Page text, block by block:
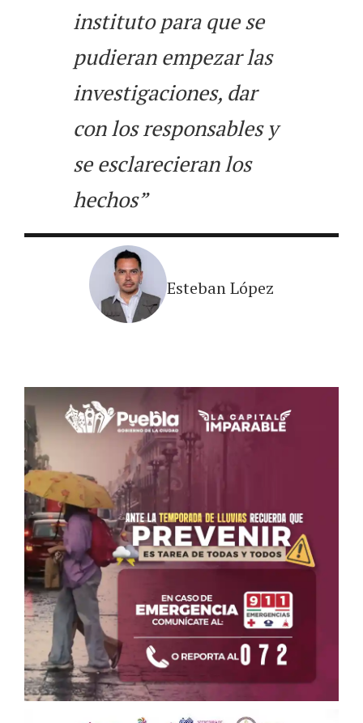
instituto para que se
pudieran empezar las
investigaciones, dar
con los responsables y
se esclarecieran los
hechos”
Esteban López